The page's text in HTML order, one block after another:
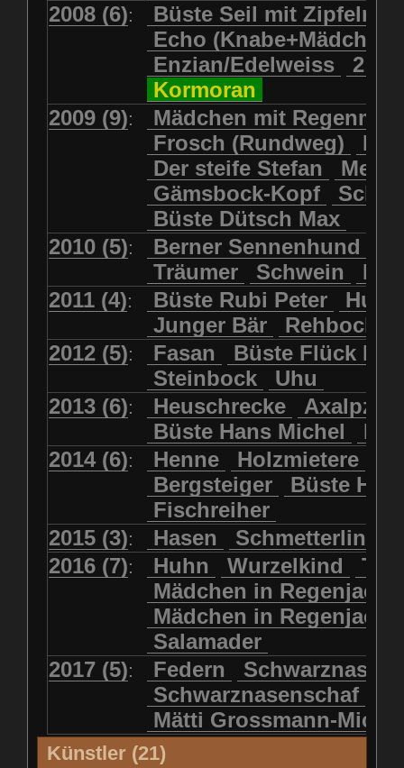
2008 (6):
Büste Seil mit
Echo
Enzian/Edelweiss
2
Kormoran
2009 (9):
Mädchen mit
Frosch (Rundweg)
Der steife Stefan
Gämsbock-Kopf
Büste Dütsch Max
2010 (5): Berner Sennenhund
Träumer
Schwein
2011 (4): Büste Rubi Peter
Junger Bär
2012 (5): Fasan
Büste Flück
Steinbock
Uhu
2013 (6): Heuschrecke
Büste Hans Michel
2014 (6): Henne Holzmietere
Bergsteiger
Büste HP
Fischreiher
2015 (3): Hasen Schmetterlinge
2016 (7): Huhn Wurzelkind
Mädchen in
Mädchen in Regenjacke
Salamader
2017 (5): Federn
Schwarznasenschaf
Mätti Grossmann-
Künstler (21)